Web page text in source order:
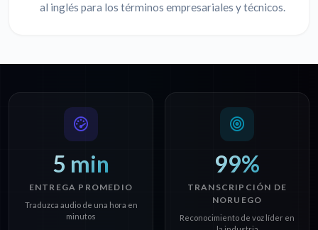
al inglés para los términos empresariales y técnicos.
5 min
ENTREGA PROMEDIO
Traduzca audio de una hora en
minutos
99%
TRANSCRIPCIÓN DE
NORUEGO
Reconocimiento de voz líder en